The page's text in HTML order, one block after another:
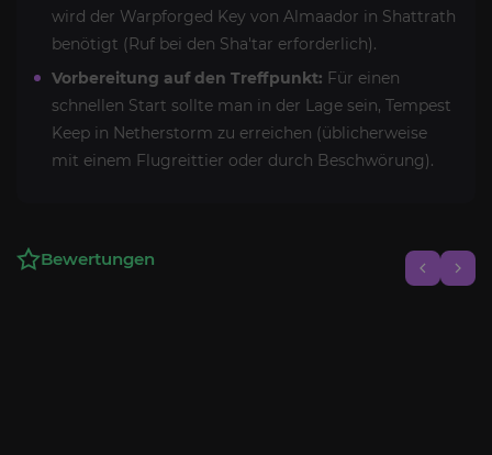
wird der Warpforged Key von Almaador in Shattrath
benötigt (Ruf bei den Sha'tar erforderlich).
Vorbereitung auf den Treffpunkt: Für einen
schnellen Start sollte man in der Lage sein, Tempest
Keep in Netherstorm zu erreichen (üblicherweise
mit einem Flugreittier oder durch Beschwörung).
Bewertungen